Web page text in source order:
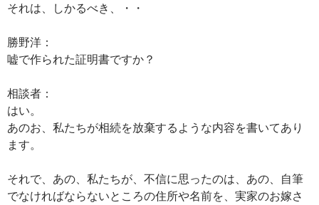
それは、しかるべき、・・
勝野洋：
嘘で作られた証明書ですか？
相談者：
はい。
あのお、私たちが相続を放棄するような内容を書いてあり
ます。
それで、あの、私たちが、不信に思ったのは、あの、自筆
でなければならないところの住所や名前を、実家のお嫁さ